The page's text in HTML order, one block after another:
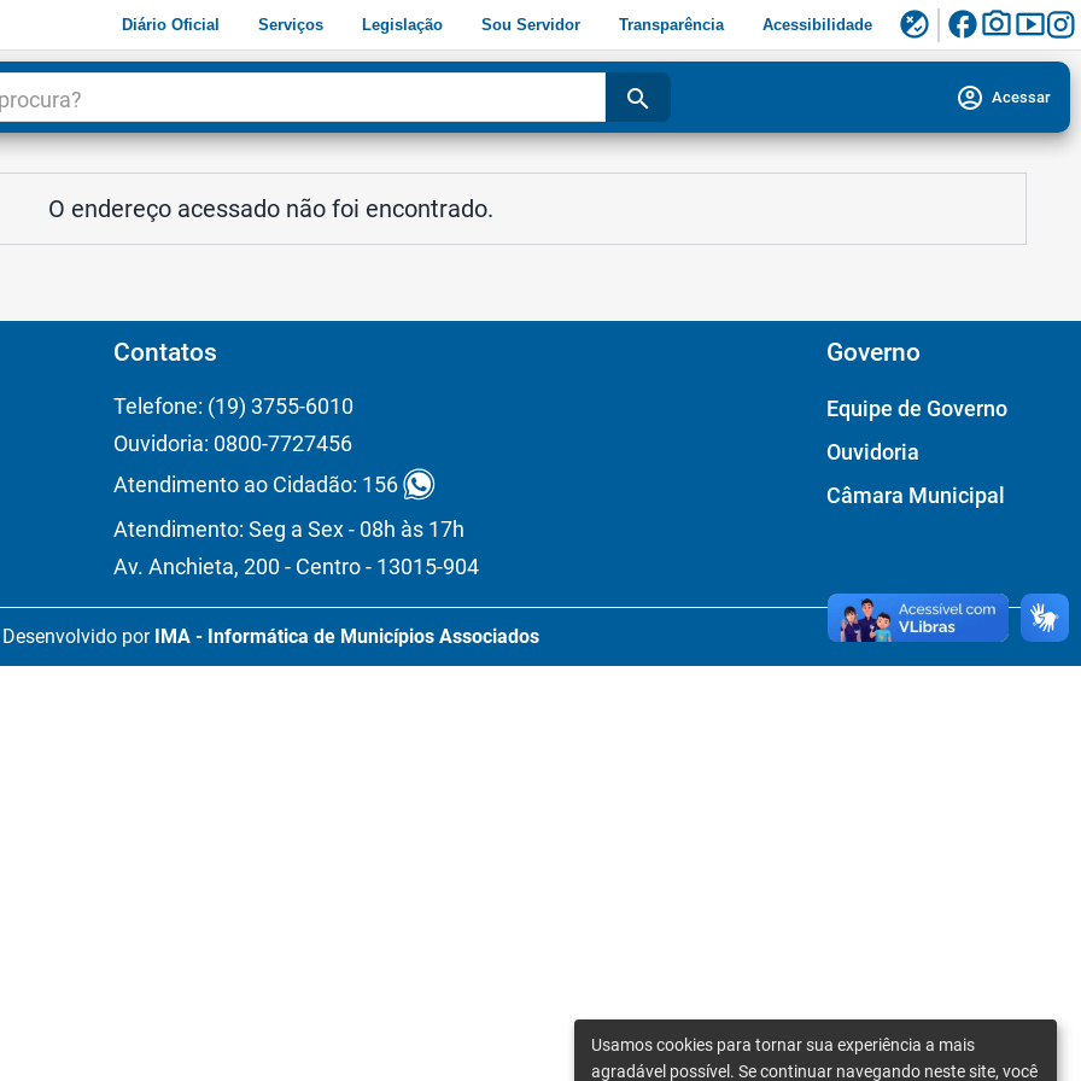
Diário Oficial Serviços Legislação Sou Servidor Transparência Acessibilidade flaky facebookphoto_camerasmart_display
search account_circle Acessar
O endereço acessado não foi encontrado.
Contatos
Telefone: (19) 3755-6010
Ouvidoria: 0800-7727456
Atendimento ao Cidadão: 156
Atendimento: Seg a Sex - 08h às 17h
Av. Anchieta, 200 - Centro - 13015-904
Governo
Equipe de Governo
Ouvidoria
Câmara Municipal
Desenvolvido por IMA - Informática de Municípios Associados
Usamos cookies para tornar sua experiência a mais
agradável possível. Se continuar navegando neste site, você